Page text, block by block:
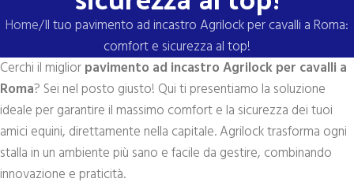
Home Il tuo pavimento ad incastro Agrilock per cavalli a Roma:
comfort e sicurezza al top!
Cerchi il migliorpavimento ad incastro Agrilock per cavalli a
Roma? Sei nel posto giusto! Qui ti presentiamo la soluzione
ideale per garantire il massimo comfort e la sicurezza dei tuoi
amici equini, direttamente nella capitale. Agrilock trasforma ogni
stalla in un ambiente più sano e facile da gestire, combinando
innovazione e praticità.